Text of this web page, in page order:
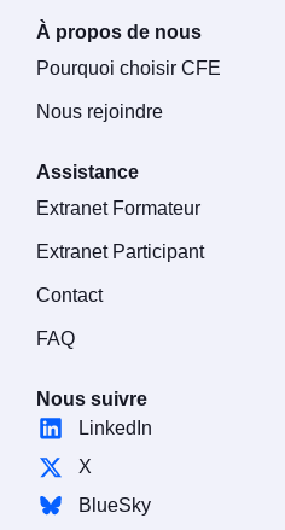
À propos de nous
Pourquoi choisir CFE
Nous rejoindre
Assistance
Extranet Formateur
Extranet Participant
Contact
FAQ
Nous suivre
LinkedIn
X
BlueSky